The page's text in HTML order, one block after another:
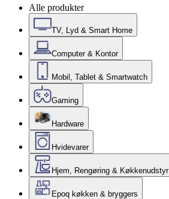
Alle produkter
TV, Lyd & Smart Home
Computer & Kontor
Mobil, Tablet & Smartwatch
Gaming
Hardware
Hvidevarer
Hjem, Rengøring & Køkkenudstyr
Epoq køkken & bryggers